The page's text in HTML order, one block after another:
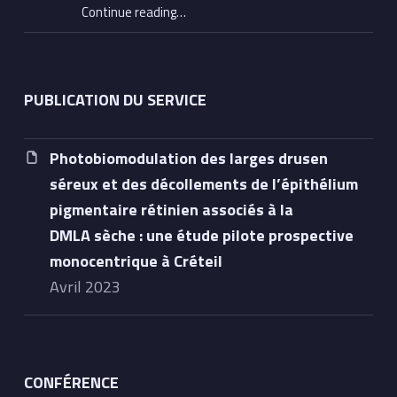
Continue reading“Nomination internationale : le Professeur Éric Souied du CHIC distingué dans le Top 100 mondial de l’ophtalmologie”
…
PUBLICATION DU SERVICE
Photobiomodulation des larges drusen
séreux et des décollements de l’épithélium
pigmentaire rétinien associés à la
DMLA sèche : une étude pilote prospective
monocentrique à Créteil
avril 2023
CONFÉRENCE